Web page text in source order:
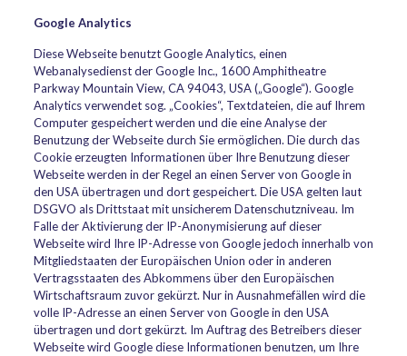
Google Analytics
Diese Webseite benutzt Google Analytics, einen
Webanalysedienst der Google Inc., 1600 Amphitheatre
Parkway Mountain View, CA 94043, USA („Google“). Google
Analytics verwendet sog. „Cookies“, Textdateien, die auf Ihrem
Computer gespeichert werden und die eine Analyse der
Benutzung der Webseite durch Sie ermöglichen. Die durch das
Cookie erzeugten Informationen über Ihre Benutzung dieser
Webseite werden in der Regel an einen Server von Google in
den USA übertragen und dort gespeichert. Die USA gelten laut
DSGVO als Drittstaat mit unsicherem Datenschutzniveau. Im
Falle der Aktivierung der IP-Anonymisierung auf dieser
Webseite wird Ihre IP-Adresse von Google jedoch innerhalb von
Mitgliedstaaten der Europäischen Union oder in anderen
Vertragsstaaten des Abkommens über den Europäischen
Wirtschaftsraum zuvor gekürzt. Nur in Ausnahmefällen wird die
volle IP-Adresse an einen Server von Google in den USA
übertragen und dort gekürzt. Im Auftrag des Betreibers dieser
Webseite wird Google diese Informationen benutzen, um Ihre